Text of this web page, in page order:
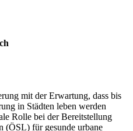
mit der Erwartung, dass bis
in Städten leben werden
Rolle bei der Bereitstellung
(ÖSL) für gesunde urbane